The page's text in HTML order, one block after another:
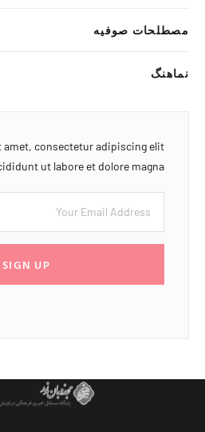
مصطلحات صوفیه
نماهنگ
consectetur adipiscing elit
ut labore et dolore magna
SIGN UP